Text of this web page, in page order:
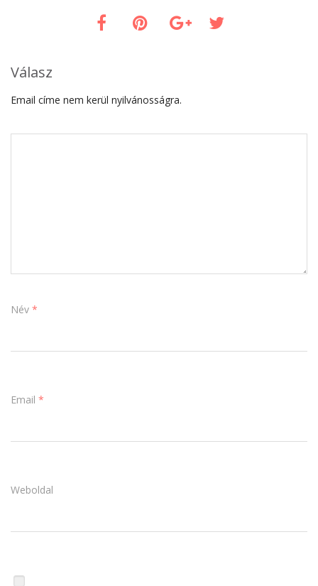
Válasz
Email címe nem kerül nyilvánosságra.
Név *
Email *
Weboldal